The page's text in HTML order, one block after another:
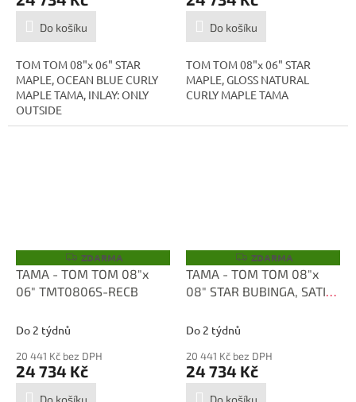
Do košíku
TOM TOM 08"x 06" STAR
MAPLE, OCEAN BLUE CURLY
MAPLE TAMA, INLAY: ONLY
OUTSIDE
Do košíku
TOM TOM 08"x 06" STAR
MAPLE, GLOSS NATURAL
CURLY MAPLE TAMA
Z
D
A
R
ZDARMA
TAMA - TOM TOM 08"x
06" TMT0806S-RECB
Do 2 týdnů
20 441 Kč bez DPH
24 734 Kč
Do košíku
Z
D
A
R
ZDARMA
TAMA - TOM TOM 08"x
08" STAR BUBINGA, SATIN
TBT0808S-SBM
Do 2 týdnů
20 441 Kč bez DPH
24 734 Kč
Do košíku